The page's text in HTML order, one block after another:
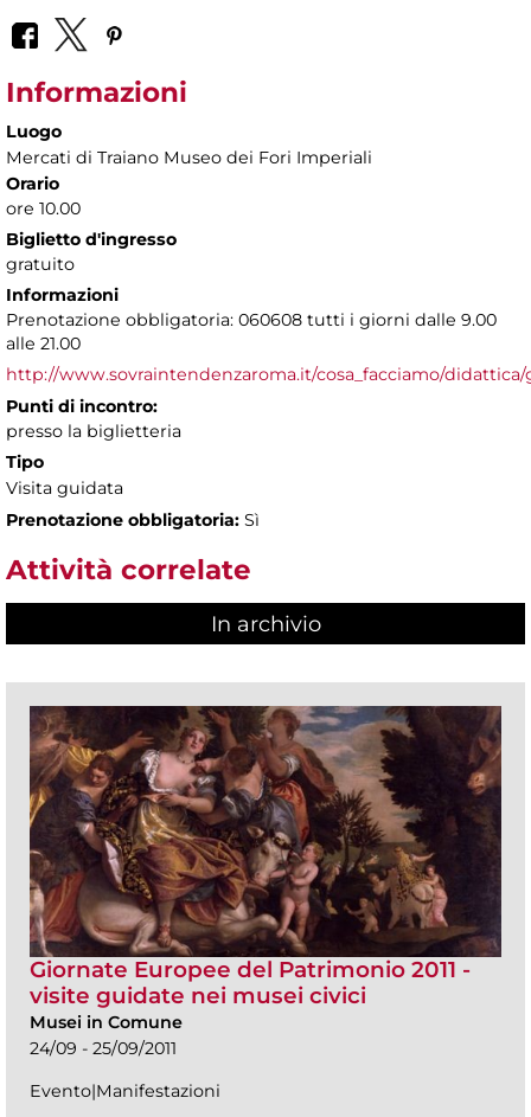
Informazioni
Luogo
Mercati di Traiano Museo dei Fori Imperiali
Orario
ore 10.00
Biglietto d'ingresso
gratuito
Informazioni
Prenotazione obbligatoria: 060608 tutti i giorni dalle 9.00
alle 21.00
http://www.sovraintendenzaroma.it/cosa_facciamo/didattica/
Punti di incontro:
presso la biglietteria
Tipo
Visita guidata
Prenotazione obbligatoria: Sì
Attività correlate
In archivio
Giornate Europee del Patrimonio 2011 -
visite guidate nei musei civici
Musei in Comune
24/09 - 25/09/2011
Evento|Manifestazioni